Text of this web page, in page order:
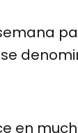
en